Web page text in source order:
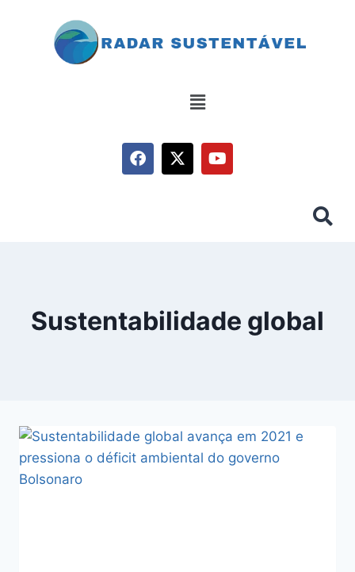
Sustentabilidade global